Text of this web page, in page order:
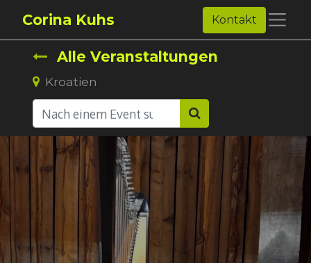
Corina Kuhs Kontakt
Alle Veranstaltungen
Kroatien